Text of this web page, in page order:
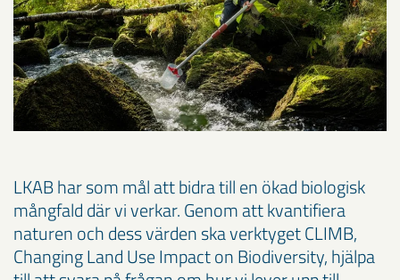
LKAB har som mål att bidra till en ökad biologisk
mångfald där vi verkar. Genom att kvantifiera
naturen och dess värden ska verktyget CLIMB,
Changing Land Use Impact on Biodiversity, hjälpa